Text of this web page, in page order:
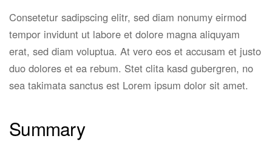
Consetetur sadipscing elitr, sed diam nonumy eirmod
tempor invidunt ut labore et dolore magna aliquyam
erat, sed diam voluptua. At vero eos et accusam et justo
duo dolores et ea rebum. Stet clita kasd gubergren, no
sea takimata sanctus est Lorem ipsum dolor sit amet.
Summary